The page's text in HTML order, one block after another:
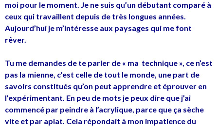
moi pour le moment. Je ne suis qu’un débutant comparé à
ceux qui travaillent depuis de très longues années.
Aujourd’hui je m’intéresse aux paysages qui me font
rêver.
Tu me demandes de te parler de « ma technique », ce n’est
pas la mienne, c’est celle de tout le monde, une part de
savoirs constitués qu’on peut apprendre et éprouver en
l’expérimentant. En peu de mots je peux dire que j’ai
commencé par peindre à l’acrylique, parce que ça sèche
vite et par aplat. Cela répondait à mon impatience du